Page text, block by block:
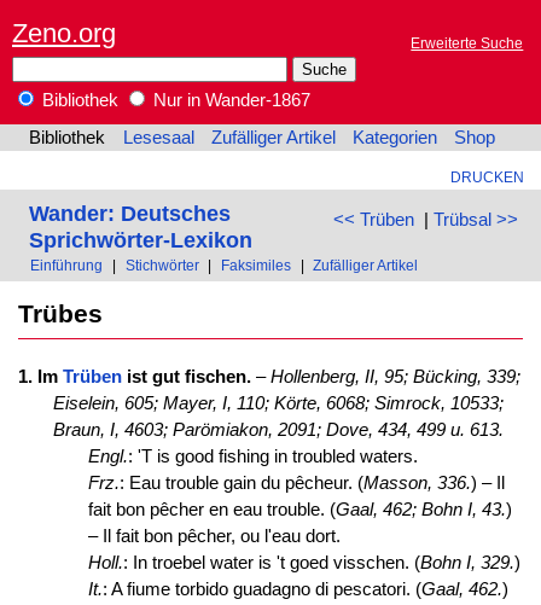
Zeno.org Erweiterte Suche
Bibliothek
Nur in Wander-1867
Bibliothek
Lesesaal Zufälliger Artikel Kategorien Shop
DRUCKEN
<< Trüben| Trübsal >>
Wander: Deutsches
Sprichwörter-Lexikon
Einführung Stichwörter Faksimiles Zufälliger Artikel
Trübes
1. Im Trübenist gut fischen.–Hollenberg, II, 95; Bücking, 339;
Eiselein, 605; Mayer, I, 110; Körte, 6068; Simrock, 10533;
Braun, I, 4603; Parömiakon, 2091; Dove, 434, 499 u. 613.
Engl.: 'T is good fishing in troubled waters.
Frz.: Eau trouble gain du pêcheur. (Masson, 336.) – Il
fait bon pêcher en eau trouble. (Gaal, 462; Bohn I, 43.)
– Il fait bon pêcher, ou l'eau dort.
Holl.: In troebel water is 't goed visschen. (Bohn I, 329.)
It.: A fiume torbido guadagno di pescatori. (Gaal, 462.)